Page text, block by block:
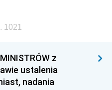
1021
z
ustalenia
nadania